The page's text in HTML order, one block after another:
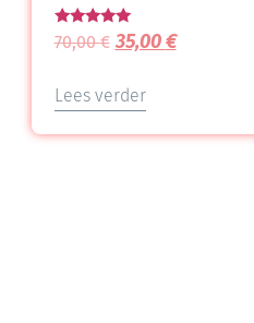
Gewaardeerd
5.00
70,00€ 35,00€
Lees verder